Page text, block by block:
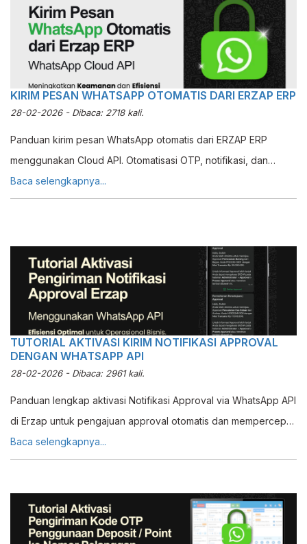
KIRIM PESAN WHATSAPP OTOMATIS DARI ERZAP ERP
28-02-2026 - Dibaca: 2718 kali.
Panduan kirim pesan WhatsApp otomatis dari ERZAP ERP
menggunakan Cloud API. Otomatisasi OTP, notifikasi, dan
approval dengan mudah dan aman.
Baca selengkapnya...
TUTORIAL AKTIVASI KIRIM NOTIFIKASI APPROVAL
DENGAN WHATSAPP API
28-02-2026 - Dibaca: 2961 kali.
Panduan lengkap aktivasi Notifikasi Approval via WhatsApp API
di Erzap untuk pengajuan approval otomatis dan mempercepat
proses operasional perusahaan Anda.
Baca selengkapnya...